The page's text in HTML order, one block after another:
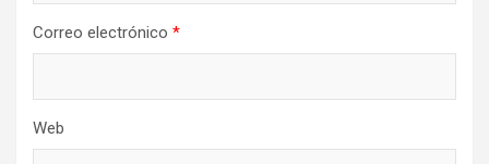
Correo electrónico *
Web